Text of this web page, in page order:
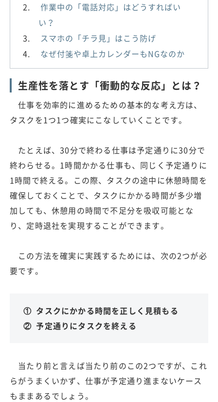
作業中の「電話対応」はどうすればい
い？
スマホの「チラ見」はこう防げ
なぜ付箋や卓上カレンダーもNGなのか
生産性を落とす「衝動的な反応」とは？
仕事を効率的に進めるための基本的な考え方は、
タスクを1つ1つ確実にこなしていくことです。
たとえば、30分で終わる仕事は予定通りに30分で
終わらせる。1時間かかる仕事も、同じく予定通りに
1時間で終える。この際、タスクの途中に休憩時間を
確保しておくことで、タスクにかかる時間が多少増
加しても、休憩用の時間で不足分を吸収可能とな
り、定時退社を実現することができます。
この方法を確実に実践するためには、次の2つが必
要です。
① タスクにかかる時間を正しく見積もる
② 予定通りにタスクを終える
当たり前と言えば当たり前のこの2つですが、これ
らがうまくいかず、仕事が予定通り進まないケース
もままあるでしょう。